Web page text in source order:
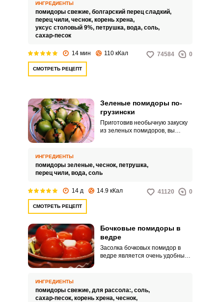
помидоров будет как и у
бочковых.
ИНГРЕДИЕНТЫ
помидоры свежие, болгарский перец сладкий,
перец чили, чеснок, корень хрена,
уксус столовый 9%, петрушка, вода, соль,
сахар-песок
14 мин 110 кКал 74584 0
СМОТРЕТЬ РЕЦЕПТ
Зеленые помидоры по-
грузински
Приготовив необычную закуску
из зеленых помидоров, вы
существенно отличаются от
соленых томатов ароматом
ИНГРЕДИЕНТЫ
помидоры зеленые, чеснок, петрушка,
перец чили, вода, соль
14 д 14.9 кКал 41120 0
СМОТРЕТЬ РЕЦЕПТ
Бочковые помидоры в
ведре
Засолка бочковых помидор в
ведре является очень удобным
заливка и стерилизация.
ИНГРЕДИЕНТЫ
помидоры свежие, для рассола:, соль,
сахар-песок, корень хрена, чеснок,